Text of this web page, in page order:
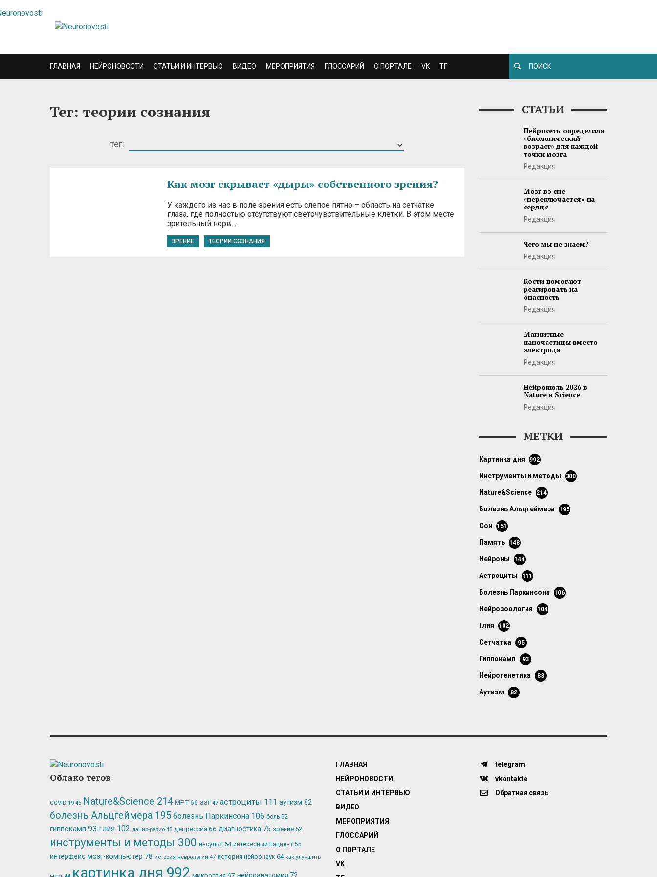
ГЛАВНАЯ НЕЙРОНОВОСТИ СТАТЬИ И ИНТЕРВЬЮ ВИДЕО МЕРОПРИЯТИЯ ГЛОССАРИЙ О ПОРТАЛЕ VK ТГ
Тег: теории сознания
тег:
Как мозг скрывает «дыры» собственного зрения?
У каждого из нас в поле зрения есть слепое пятно – область на сетчатке
глаза, где полностью отсутствуют светочувствительные клетки. В этом месте
зрительный нерв…
ЗРЕНИЕ ТЕОРИИ СОЗНАНИЯ
СТАТЬИ
Нейросеть определила
«биологический
возраст» для каждой
точки мозга
Редакция
Мозг во сне
«переключается» на
сердце
Редакция
Чего мы не знаем?
Редакция
Кости помогают
реагировать на
опасность
Редакция
Магнитные
наночастицы вместо
электрода
Редакция
Нейроиюль 2026 в
Nature и Science
Редакция
МЕТКИ
картинка дня 992
инструменты и методы 300
Nature&Science 214
болезнь Альцгеймера 195
сон 151
память 148
нейроны 144
астроциты 111
болезнь Паркинсона 106
нейрозоология 104
глия 102
сетчатка 95
гиппокамп 93
нейрогенетика 83
аутизм 82
Облако тегов
COVID-19 45 Nature&Science 214 МРТ66 ЭЭГ 47 астроциты 111 аутизм 82
болезнь Альцгеймера 195 болезнь Паркинсона 106 боль 52
гиппокамп 93 глия 102 данио-рерио 45 депрессия 66 диагностика 75 зрение 62
инструменты и методы 300 инсульт 64 интересный пациент 55
интерфейс мозг-компьютер 78 история неврологии 47 история нейронаук 64 как улучшить
мозг 44 картинка дня 992 микроглия 67 нейроанатомия 72
ГЛАВНАЯ
НЕЙРОНОВОСТИ
СТАТЬИ И ИНТЕРВЬЮ
ВИДЕО
МЕРОПРИЯТИЯ
ГЛОССАРИЙ
О ПОРТАЛЕ
VK
telegram
vkontakte
Обратная связь